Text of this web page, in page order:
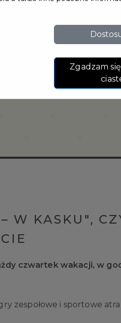
W KASKU",
czwartek wakacji, w
zespołowe i sportowe
Zgadzam